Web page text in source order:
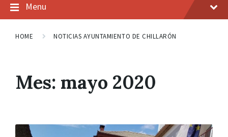
Menu
HOME NOTICIAS AYUNTAMIENTO DE CHILLARÓN
Mes: mayo 2020